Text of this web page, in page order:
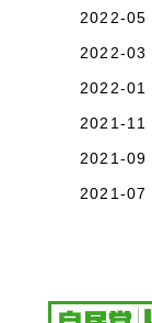
2022-05
2022-03
2022-01
2021-11
2021-09
2021-07